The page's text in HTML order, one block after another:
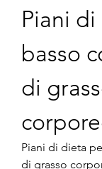
Piani
basso
di
Piani di dieta
di grasso